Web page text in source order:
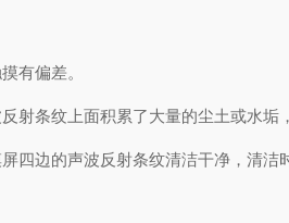
有偏差。
条纹上面积累了大量的尘土或水垢
边的声波反射条纹清洁干净，清洁